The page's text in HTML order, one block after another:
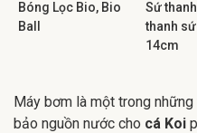
Bóng Lọc Bio, Bio
Ball
Sứ
thanh
14cm
Máy bơm là một trong
bảo nguồn nước cho cá Koi